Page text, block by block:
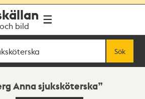
bild
Sök
Anna sjuksköterska